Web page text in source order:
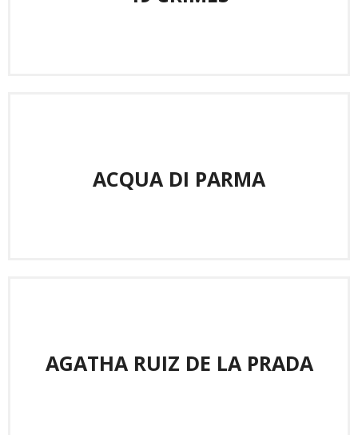
ACQUA DI PARMA
AGATHA RUIZ DE LA PRADA